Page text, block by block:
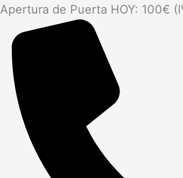
Apertura de Puerta HOY: 100€